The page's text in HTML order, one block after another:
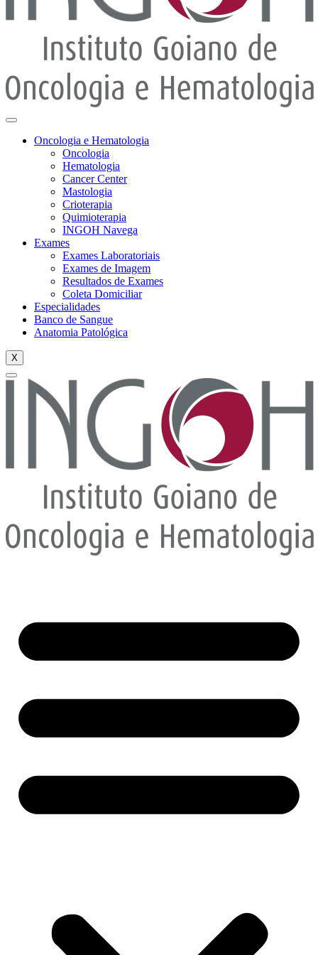
Oncologia e Hematologia
Oncologia
Hematologia
Cancer Center
Mastologia
Crioterapia
Quimioterapia
INGOH Navega
Exames
Exames Laboratoriais
Exames de Imagem
Resultados de Exames
Coleta Domiciliar
Especialidades
Banco de Sangue
Anatomia Patológica
X